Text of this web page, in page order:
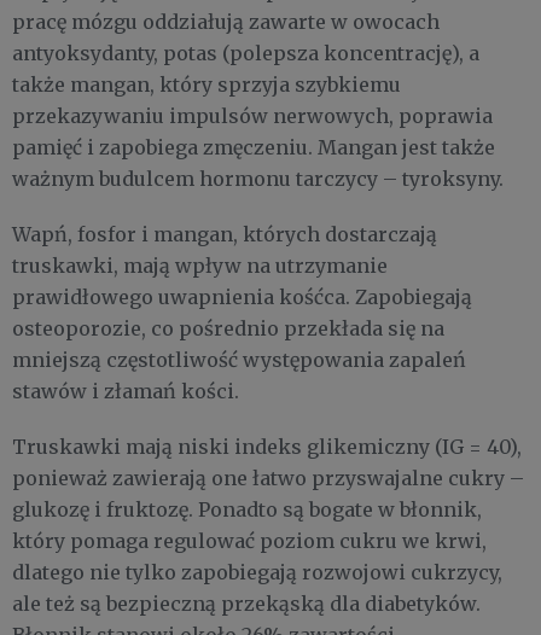
pracę mózgu oddziałują zawarte w owocach
antyoksydanty, potas (polepsza koncentrację), a
także mangan, który sprzyja szybkiemu
przekazywaniu impulsów nerwowych, poprawia
pamięć i zapobiega zmęczeniu. Mangan jest także
ważnym budulcem hormonu tarczycy – tyroksyny.
Wapń, fosfor i mangan, których dostarczają
truskawki, mają wpływ na utrzymanie
prawidłowego uwapnienia kośćca. Zapobiegają
osteoporozie, co pośrednio przekłada się na
mniejszą częstotliwość występowania zapaleń
stawów i złamań kości.
Truskawki mają niski indeks glikemiczny (IG = 40),
ponieważ zawierają one łatwo przyswajalne cukry –
glukozę i fruktozę. Ponadto są bogate w błonnik,
który pomaga regulować poziom cukru we krwi,
dlatego nie tylko zapobiegają rozwojowi cukrzycy,
ale też są bezpieczną przekąską dla diabetyków.